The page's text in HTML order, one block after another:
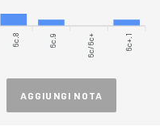
6c.8 6c.9 6c/6c+ 6c+.1
AGGIUNGI NOTA